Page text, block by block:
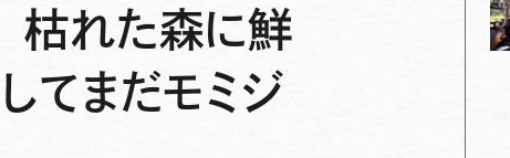
枯れた森に鮮
てまだモミジ